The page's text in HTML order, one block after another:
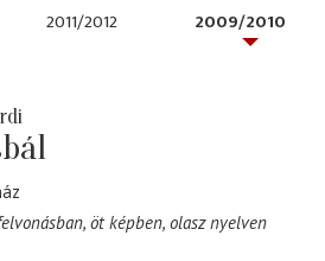
2011/2012 2009/2010
öt képben, olasz nyelven